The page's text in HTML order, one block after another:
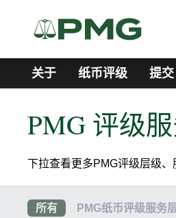
关于 纸币评级 提交
PMG 评级
下拉查看更多PMG评级层级
所有 PMG纸币评级服务